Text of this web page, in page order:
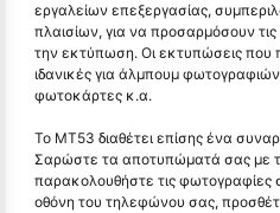
εργαλείων επεξεργασίας,
πλαισίων, για να προσαρμόσουν
την εκτύπωση. Οι εκτυπώσεις που
ιδανικές για άλμπουμ
φωτοκάρτες κ.α.
Το ΜΤ53 διαθέτει επίσης ένα
Σαρώστε τα αποτυπώματά σας με
παρακολουθήστε τις
οθόνη του τηλεφώνου σας,